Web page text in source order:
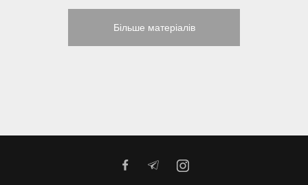
Більше матеріалів